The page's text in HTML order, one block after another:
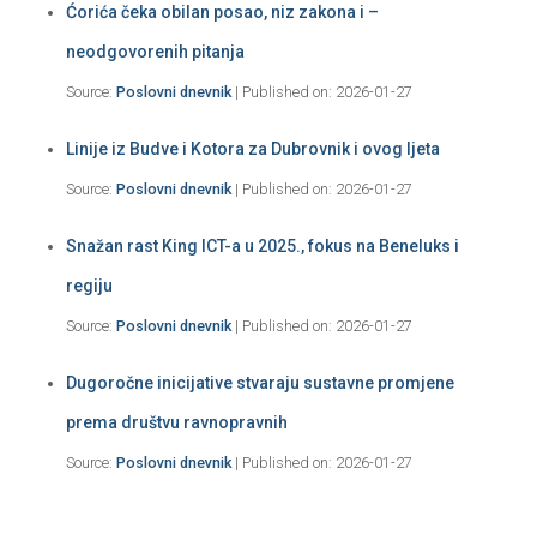
Ćorića čeka obilan posao, niz zakona i –
neodgovorenih pitanja
Source: Poslovni dnevnik Published on: 2026-01-27
Linije iz Budve i Kotora za Dubrovnik i ovog ljeta
Source: Poslovni dnevnik Published on: 2026-01-27
Snažan rast King ICT-a u 2025., fokus na Beneluks i
regiju
Source: Poslovni dnevnik Published on: 2026-01-27
Dugoročne inicijative stvaraju sustavne promjene
prema društvu ravnopravnih
Source: Poslovni dnevnik Published on: 2026-01-27